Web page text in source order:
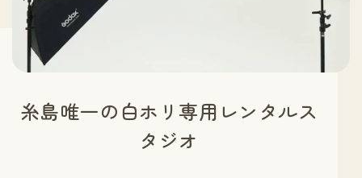
糸島唯一の白ホリ専用レンタルス
タジオ